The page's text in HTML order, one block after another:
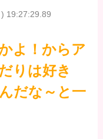
19:27:29.89
よ！からア
りは好き
だな～と一